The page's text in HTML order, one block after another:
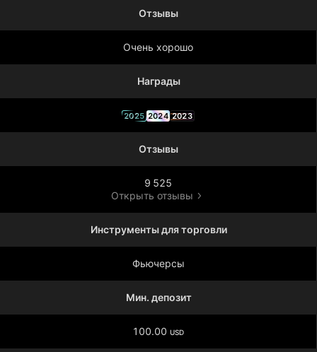
Отзывы
Очень хорошо
Награды
2025 2024 2023
Отзывы
9 525
Открыть отзывы
Инструменты для торговли
Фьючерсы
Мин. депозит
100.00 USD